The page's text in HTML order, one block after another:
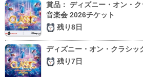
賞品： ディズニー・オン・
音楽会 2026チケット
残り8日
ディズニー・オン・クラシッ
残り7日